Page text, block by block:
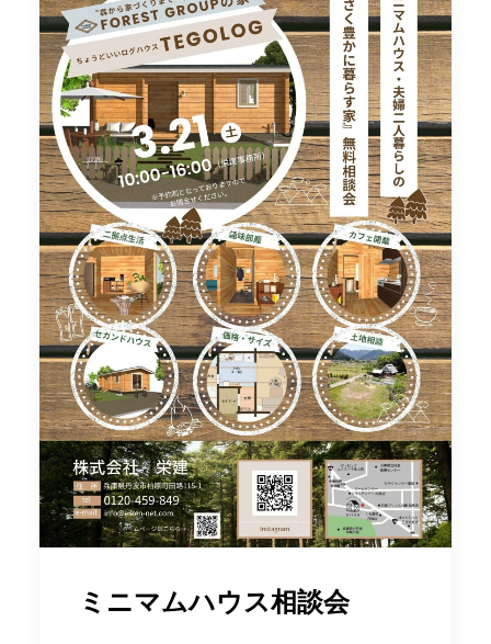
ミニマムハウス相談会